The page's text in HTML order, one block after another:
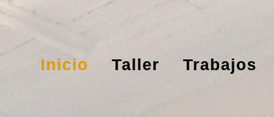
Inicio Taller Trabajos